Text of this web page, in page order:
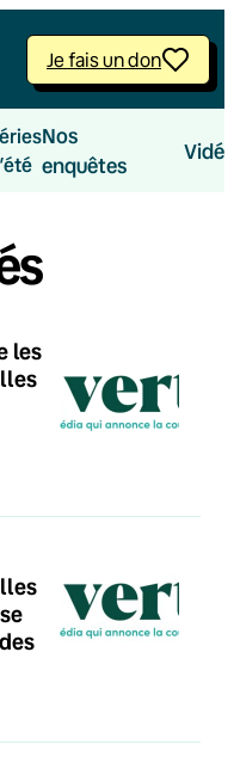
Je fais un don
Nos
enquêtes
les